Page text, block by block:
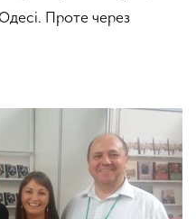
Проте через